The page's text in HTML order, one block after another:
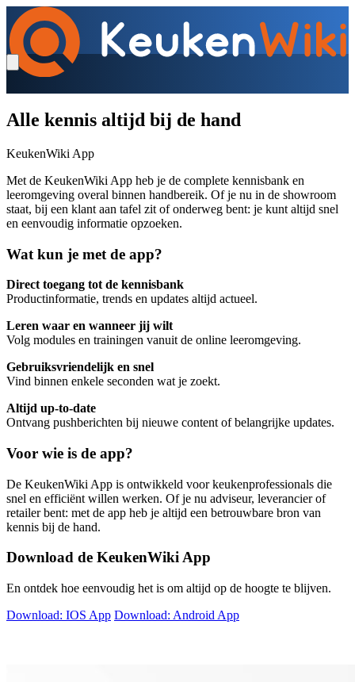
Alle kennis altijd bij de hand
KeukenWiki App
Met de KeukenWiki App heb je de complete kennisbank en
leeromgeving overal binnen handbereik. Of je nu in de showroom
staat, bij een klant aan tafel zit of onderweg bent: je kunt altijd snel
en eenvoudig informatie opzoeken.
Wat kun je met de app?
Direct toegang tot de kennisbank
Productinformatie, trends en updates altijd actueel.
Leren waar en wanneer jij wilt
Volg modules en trainingen vanuit de online leeromgeving.
Gebruiksvriendelijk en snel
Vind binnen enkele seconden wat je zoekt.
Altijd up-to-date
Ontvang pushberichten bij nieuwe content of belangrijke updates.
Voor wie is de app?
De KeukenWiki App is ontwikkeld voor keukenprofessionals die
snel en efficiënt willen werken. Of je nu adviseur, leverancier of
retailer bent: met de app heb je altijd een betrouwbare bron van
kennis bij de hand.
Download de KeukenWiki App
En ontdek hoe eenvoudig het is om altijd op de hoogte te blijven.
Download: IOS App Download: Android App